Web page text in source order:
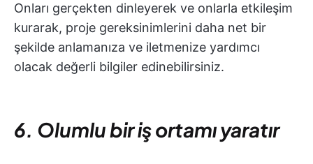
Onları gerçekten dinleyerek ve onlarla etkileşim
kurarak, proje gereksinimlerini daha net bir
şekilde anlamanıza ve iletmenize yardımcı
olacak değerli bilgiler edinebilirsiniz.
6. Olumlu bir iş ortamı yaratır